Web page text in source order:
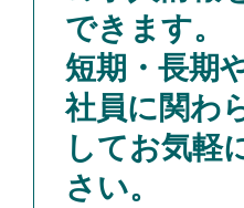
できます。
短期・長期
社員に関わ
してお気軽
さい。